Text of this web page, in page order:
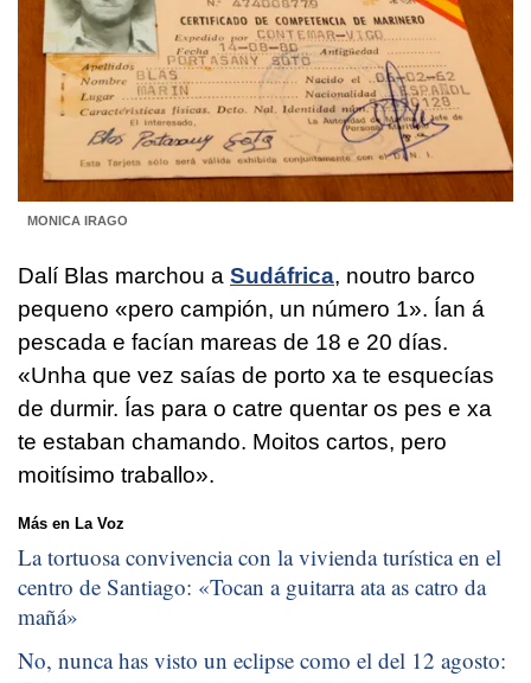
MONICA IRAGO
Dalí Blas marchou a Sudáfrica, noutro barco
pequeno «pero campión, un número 1». Ían á
pescada e facían mareas de 18 e 20 días.
«Unha que vez saías de porto xa te esquecías
de durmir. Ías para o catre quentar os pes e xa
te estaban chamando. Moitos cartos, pero
moitísimo traballo».
Más en La Voz
La tortuosa convivencia con la vivienda turística en el
centro de Santiago: «Tocan a guitarra ata as catro da
mañá»
No, nunca has visto un eclipse como el del 12 agosto: